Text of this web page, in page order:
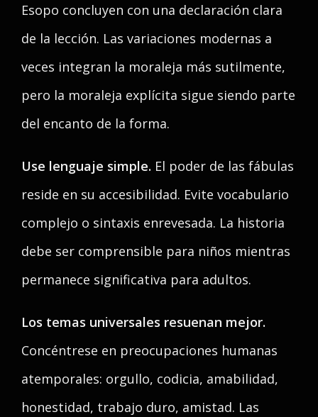
Esopo concluyen con una declaración clara
de la lección. Las variaciones modernas a
veces integran la moraleja más sutilmente,
pero la moraleja explícita sigue siendo parte
del encanto de la forma.
Use lenguaje simple. El poder de las fábulas
reside en su accesibilidad. Evite vocabulario
complejo o sintaxis enrevesada. La historia
debe ser comprensible para niños mientras
permanece significativa para adultos.
Los temas universales resuenan mejor.
Concéntrese en preocupaciones humanas
atemporales: orgullo, codicia, amabilidad,
honestidad, trabajo duro, amistad. Las